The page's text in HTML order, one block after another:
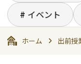
イベント
ホーム 出前授